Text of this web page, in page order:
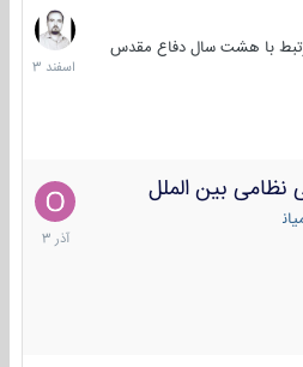
با هشت سال دفاع مقدس
20
اسفند
1403
بین الملل
21
آذر
1403